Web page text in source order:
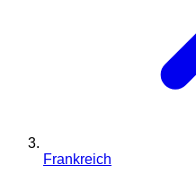
Frankreich